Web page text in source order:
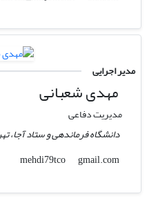
مدیر اجرایی
مهدی شعبانی
مدیریت دفاعی
دانشگاه فرماندهی و ستاد آجا،
mehdi79tco
gmail.com